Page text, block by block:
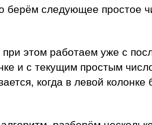
берём следующее простое
этом работаем уже с
и с текущим простым
когда в левой колонке